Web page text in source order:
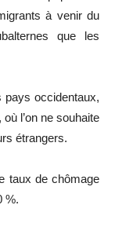
à venir du
que les
pays occidentaux,
l’on ne souhaite
étrangers.
taux de chômage
%.